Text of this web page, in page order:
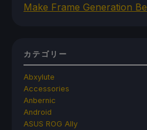
Make Frame Generation
カテゴリー
Abxylute
Accessories
Anbernic
Android
ASUS ROG Ally